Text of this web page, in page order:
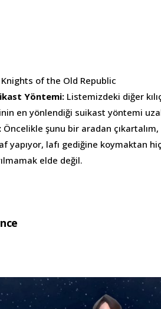
of the Old Republic
Yöntemi: Listemizdeki diğer
en yönlendiği suikast yöntemi
Öncelikle şunu bir aradan
yapıyor, lafı gediğine koymaktan
elde değil.